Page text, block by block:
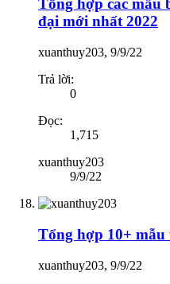
Tổng hợp các mẫu
đại mới nhất 2022
xuanthuy203, 9/9/22
Trả lời:
0
Đọc:
1,715
xuanthuy203
9/9/22
Tổng hợp 10+ mẫu
xuanthuy203, 9/9/22